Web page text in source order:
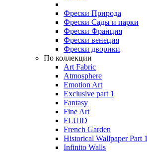
Фрески Природа
Фрески Сады и парки
Фрески Франция
Фрески венеция
Фрески дворики
По коллекции
Art Fabric
Atmosphere
Emotion Art
Exclusive part 1
Fantasy
Fine Art
FLUID
French Garden
Historical Wallpaper Part 1
Infinito Walls